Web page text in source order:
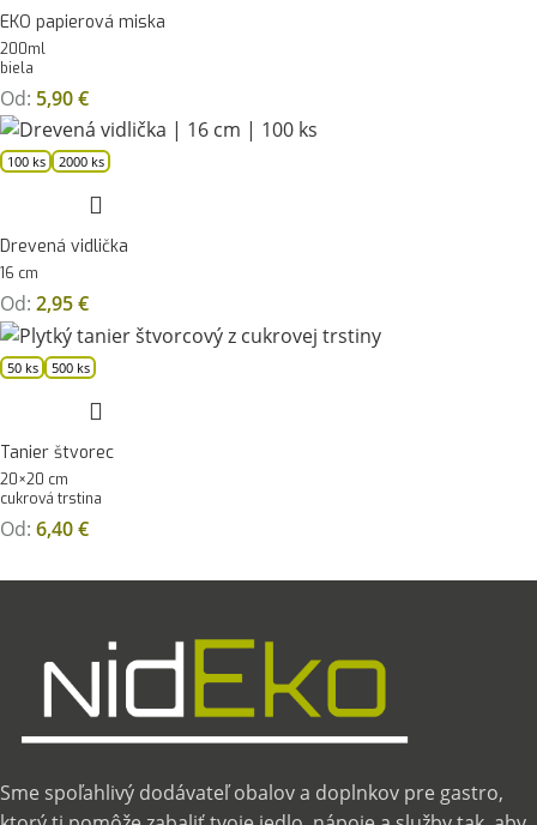
EKO papierová miska
200ml
biela
Od: 5,90€
100 ks 2000 ks
Drevená vidlička
16 cm
Od: 2,95€
50 ks 500 ks
Tanier štvorec
20×20 cm
cukrová trstina
Od: 6,40€
Sme spoľahlivý dodávateľ obalov a doplnkov pre gastro,